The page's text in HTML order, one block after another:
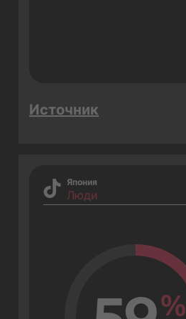
Источник
Япония
Люди
%